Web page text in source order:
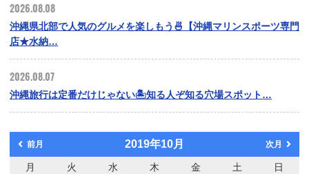
2026.08.08
沖縄県北部で人気のグルメを楽しもう🍜【沖縄マリンスポーツ専門
店★水納…
2026.08.07
沖縄旅行は定番だけじゃない🏝️知る人ぞ知る穴場スポット…
前月 2019年10月 次月
月 火 水 木 金 土
日